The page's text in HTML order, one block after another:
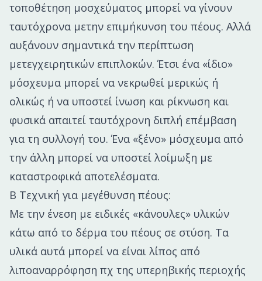
τοποθέτηση μοσχεύματος μπορεί να γίνουν
ταυτόχρονα μετην επιμήκυνση του πέους. Αλλά
αυξάνουν σημαντικά την περίπτωση
μετεγχειρητικών επιπλοκών. Έτσι ένα «ίδιο»
μόσχευμα μπορεί να νεκρωθεί μερικώς ή
ολικώς ή να υποστεί ίνωση και ρίκνωση και
φυσικά απαιτεί ταυτόχρονη διπλή επέμβαση
για τη συλλογή του. Ένα «ξένο» μόσχευμα από
την άλλη μπορεί να υποστεί λοίμωξη με
καταστροφικά αποτελέσματα.
Β Τεχνική για μεγέθυνση πέους:
Με την ένεση με ειδικές «κάνουλες» υλικών
κάτω από το δέρμα του πέους σε στύση. Τα
υλικά αυτά μπορεί να είναι λίπος από
λιποαναρρόφηση πχ της υπερηβικής περιοχής